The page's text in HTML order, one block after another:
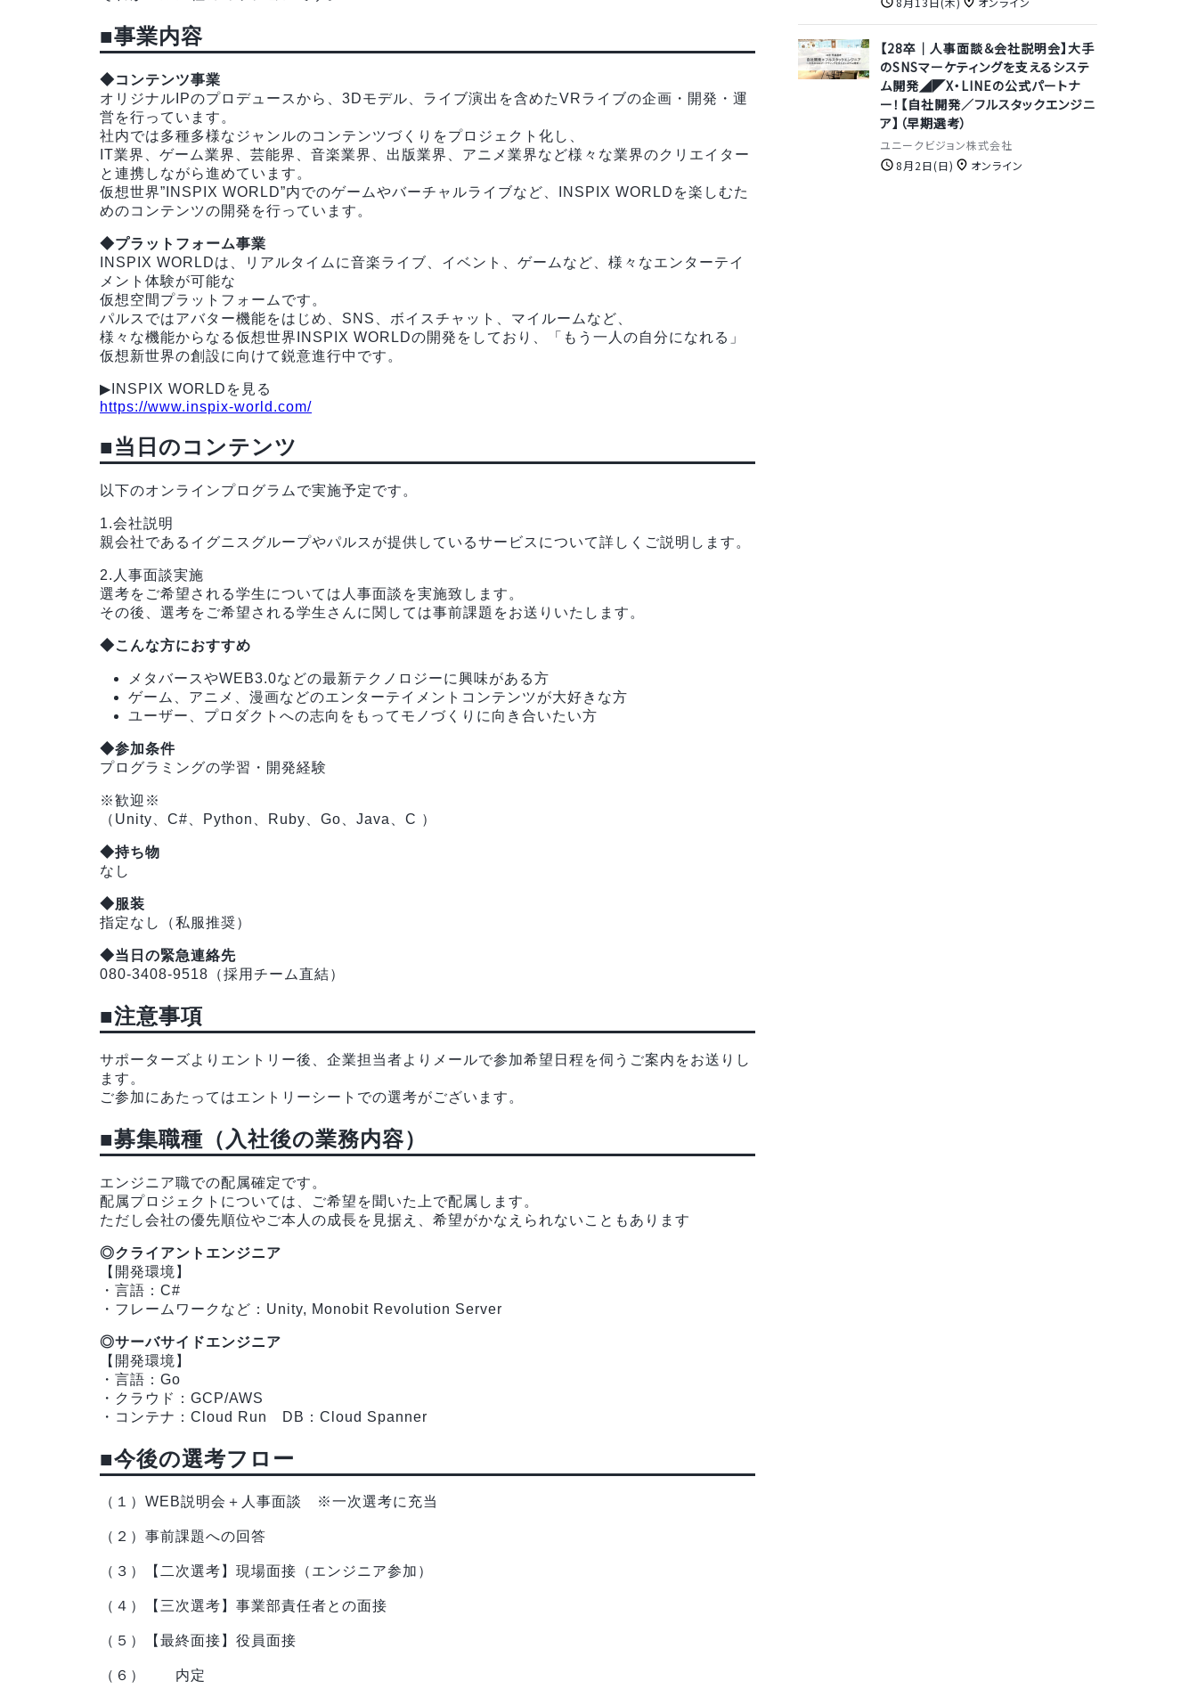
■事業内容
◆コンテンツ事業
オリジナルIPのプロデュースから、3Dモデル、ライブ演出を含めたVRライブの企画・開発・運
営を行っています。
社内では多種多様なジャンルのコンテンツづくりをプロジェクト化し、
IT業界、ゲーム業界、芸能界、音楽業界、出版業界、アニメ業界など様々な業界のクリエイター
と連携しながら進めています。
仮想世界”INSPIX WORLD”内でのゲームやバーチャルライブなど、INSPIX WORLDを楽しむた
めのコンテンツの開発を行っています。
◆プラットフォーム事業
INSPIX WORLDは、リアルタイムに音楽ライブ、イベント、ゲームなど、様々なエンターテイ
メント体験が可能な
仮想空間プラットフォームです。
パルスではアバター機能をはじめ、SNS、ボイスチャット、マイルームなど、
様々な機能からなる仮想世界INSPIX WORLDの開発をしており、「もう一人の自分になれる」
仮想新世界の創設に向けて鋭意進行中です。
▶︎INSPIX WORLDを見る
https://www.inspix-world.com/
■当日のコンテンツ
以下のオンラインプログラムで実施予定です。
1.会社説明
親会社であるイグニスグループやパルスが提供しているサービスについて詳しくご説明します。
2.人事面談実施
選考をご希望される学生については人事面談を実施致します。
その後、選考をご希望される学生さんに関しては事前課題をお送りいたします。
◆こんな方におすすめ
メタバースやWEB3.0などの最新テクノロジーに興味がある方
ゲーム、アニメ、漫画などのエンターテイメントコンテンツが大好きな方
ユーザー、プロダクトへの志向をもってモノづくりに向き合いたい方
◆参加条件
プログラミングの学習・開発経験
※歓迎※
（Unity、C#、Python、Ruby、Go、Java、C ）
◆持ち物
なし
◆服装
指定なし（私服推奨）
◆当日の緊急連絡先
080-3408-9518（採用チーム直結）
■注意事項
サポーターズよりエントリー後、企業担当者よりメールで参加希望日程を伺うご案内をお送りし
ます。
ご参加にあたってはエントリーシートでの選考がございます。
■募集職種（入社後の業務内容）
エンジニア職での配属確定です。
配属プロジェクトについては、ご希望を聞いた上で配属します。
ただし会社の優先順位やご本人の成長を見据え、希望がかなえられないこともあります
◎クライアントエンジニア
【開発環境】
・言語：C#
・フレームワークなど：Unity, Monobit Revolution Server
◎サーバサイドエンジニア
【開発環境】
・言語：Go
・クラウド：GCP/AWS
・コンテナ：Cloud Run DB：Cloud Spanner
■今後の選考フロー
（１）WEB説明会＋人事面談 ※一次選考に充当
（２）事前課題への回答
（３）【二次選考】現場面接（エンジニア参加）
（４）【三次選考】事業部責任者との面接
（５）【最終面接】役員面接
（６） 内定
【28卒｜人事面談＆会社説明会】大手
のSNSマーケティングを支えるシステ
ム開発◢◤X・LINEの公式パートナ
ー！【自社開発／フルスタックエンジニ
ア】（早期選考）
ユニークビジョン株式会社
8月2日(日)
オンライン